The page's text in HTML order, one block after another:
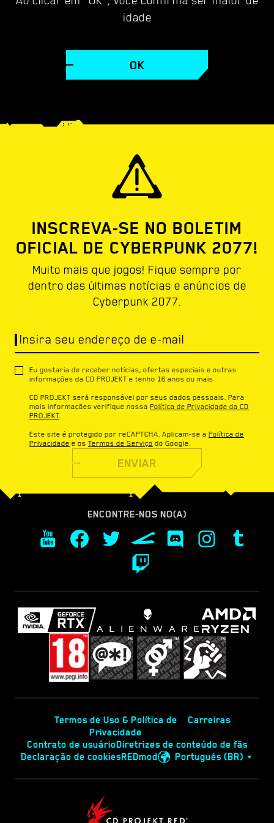
idade
OK
INSCREVA-SE NO BOLETIM
OFICIAL DE CYBERPUNK 2077!
Muito mais que jogos! Fique sempre por
dentro das últimas notícias e anúncios de
Cyberpunk 2077.
Insira seu endereço de e-mail
Eu gostaria de receber notícias, ofertas especiais e outras
informações da CD PROJEKT e tenho 16 anos ou mais
CD PROJEKT será responsável por seus dados pessoais. Para
mais informações verifique nossa Política de Privacidade da CD
PROJEKT
Este site é protegido por reCAPTCHA. Aplicam-se a Política de
Privacidade e os Termos de Serviço do Google.
ENVIAR
ENCONTRE-NOS NO(A)
Termos de Uso & Política de
Privacidade
Carreiras
Contrato de usuárioDiretrizes de conteúdo de fãs
Declaração de cookiesREDmod Português (BR)